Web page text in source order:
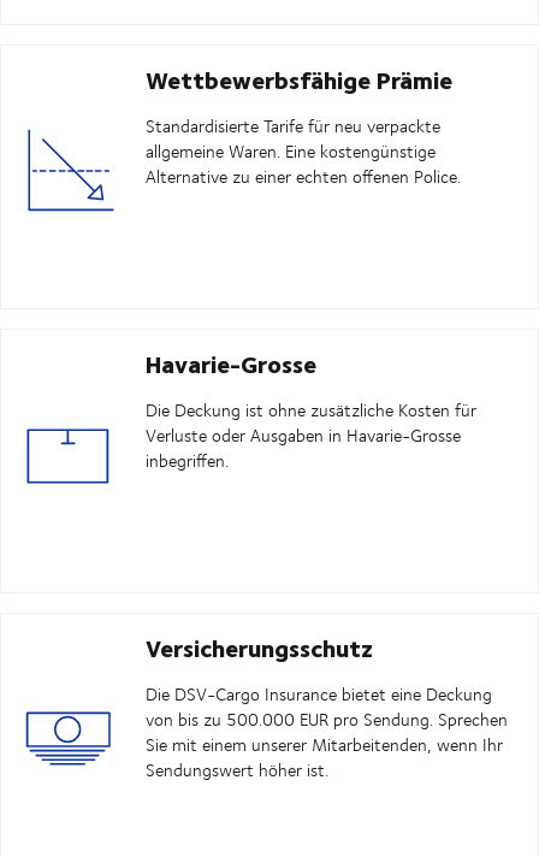
Wettbewerbsfähige Prämie
Standardisierte Tarife für neu verpackte
allgemeine Waren. Eine kostengünstige
Alternative zu einer echten offenen Police.
Havarie-Grosse
Die Deckung ist ohne zusätzliche Kosten für
Verluste oder Ausgaben in Havarie-Grosse
inbegriffen.
Versicherungsschutz
Die DSV-Cargo Insurance bietet eine Deckung
von bis zu 500.000 EUR pro Sendung. Sprechen
Sie mit einem unserer Mitarbeitenden, wenn Ihr
Sendungswert höher ist.